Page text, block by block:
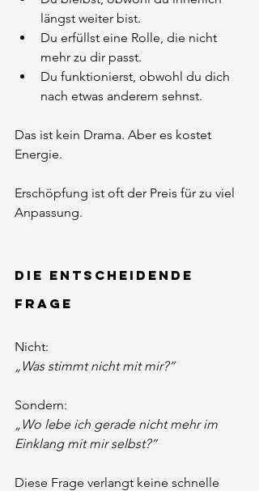
längst weiter bist.
Du erfüllst eine Rolle, die nicht
mehr zu dir passt.
Du funktionierst, obwohl du dich
nach etwas anderem sehnst.
Das ist kein Drama. Aber es kostet
Energie.
Erschöpfung ist oft der Preis für zu viel
Anpassung.
Die entscheidende
Frage
Nicht:
„Was stimmt nicht mit mir?“
Sondern:
„Wo lebe ich gerade nicht mehr im
Einklang mit mir selbst?“
Diese Frage verlangt keine schnelle